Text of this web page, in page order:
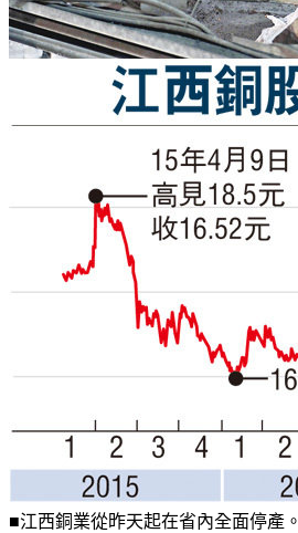
■江西銅業從昨天起在省內全面停產。